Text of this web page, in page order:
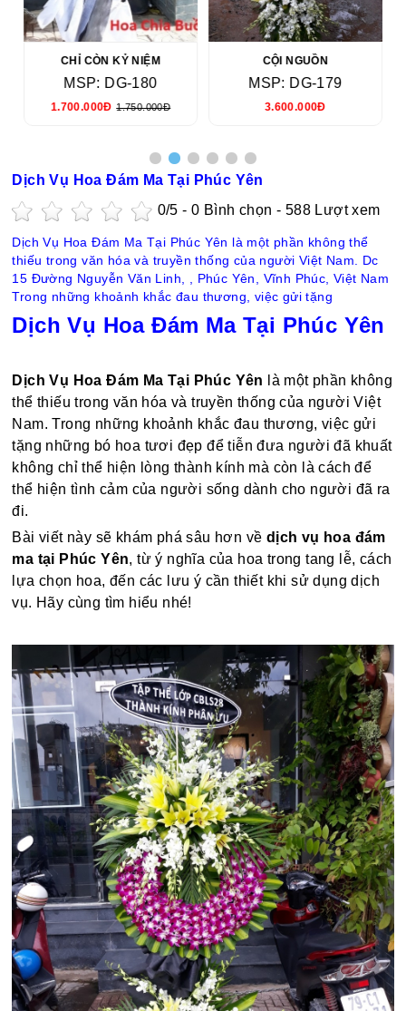
CHỈ CÒN KỶ NIỆM
MSP: DG-180
1.700.000Đ 1.750.000Đ
CỘI NGUỒN
MSP: DG-179
3.600.000Đ
Dịch Vụ Hoa Đám Ma Tại Phúc Yên
0/5 -0 Bình chọn - 588 Lượt xem
Dịch Vụ Hoa Đám Ma Tại Phúc Yên là một phần không thể
thiếu trong văn hóa và truyền thống của người Việt Nam. Dc
15 Đường Nguyễn Văn Linh, , Phúc Yên, Vĩnh Phúc, Việt Nam
Trong những khoảnh khắc đau thương, việc gửi tặng
Dịch Vụ Hoa Đám Ma Tại Phúc Yên
Dịch Vụ Hoa Đám Ma Tại Phúc Yên
là một phần không
thể thiếu trong văn hóa và truyền thống của người Việt
Nam. Trong những khoảnh khắc đau thương, việc gửi
tặng những bó hoa tươi đẹp để tiễn đưa người đã khuất
không chỉ thể hiện lòng thành kính mà còn là cách để
thể hiện tình cảm của người sống dành cho người đã ra
đi.
Bài viết này sẽ khám phá sâu hơn về dịch vụ hoa đám
ma tại Phúc Yên, từ ý nghĩa của hoa trong tang lễ, cách
lựa chọn hoa, đến các lưu ý cần thiết khi sử dụng dịch
vụ. Hãy cùng tìm hiểu nhé!